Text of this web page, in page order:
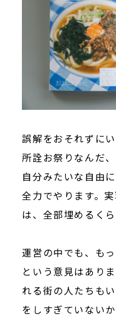
誤解をおそれずに
所詮お祭りなんだ
自分みたいな自由
全力でやります。
は、全部埋めるくら
運営の中でも、も
という意見はあり
れる街の人たちも
をしすぎていない